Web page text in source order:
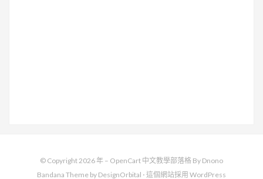
© Copyright 2026 年 – OpenCart 中文教學部落格 By Dnono
Bandana Theme by DesignOrbital ⋅ 這個網站採用 WordPress